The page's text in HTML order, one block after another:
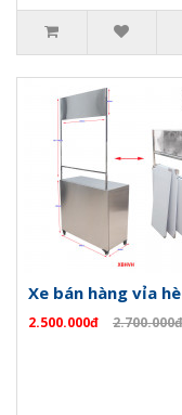
Xe bán hàng vỉa hè
2.500.000đ 2.700.000đ